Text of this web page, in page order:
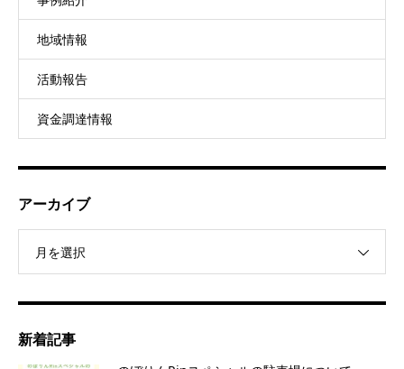
地域情報
活動報告
資金調達情報
アーカイブ
月を選択
新着記事